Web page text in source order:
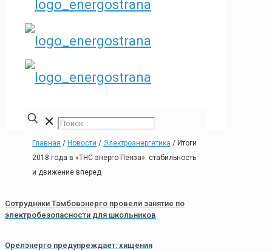
✕
Главная / Новости / Электроэнергетика / Итоги
2018 года в «ТНС энерго Пенза»: стабильность
и движение вперед
Сотрудники Тамбовэнерго провели занятие по
электробезопасности для школьников
Орелэнерго предупреждает: хищения